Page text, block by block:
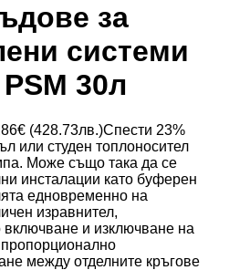
за
системи
30л
€ (428.73лв.)Спести 23%
или студен топлоносител
Може също така да се
инсталации като буферен
едновременно на
изравнител,
включване и изключване на
между отделните кръгове